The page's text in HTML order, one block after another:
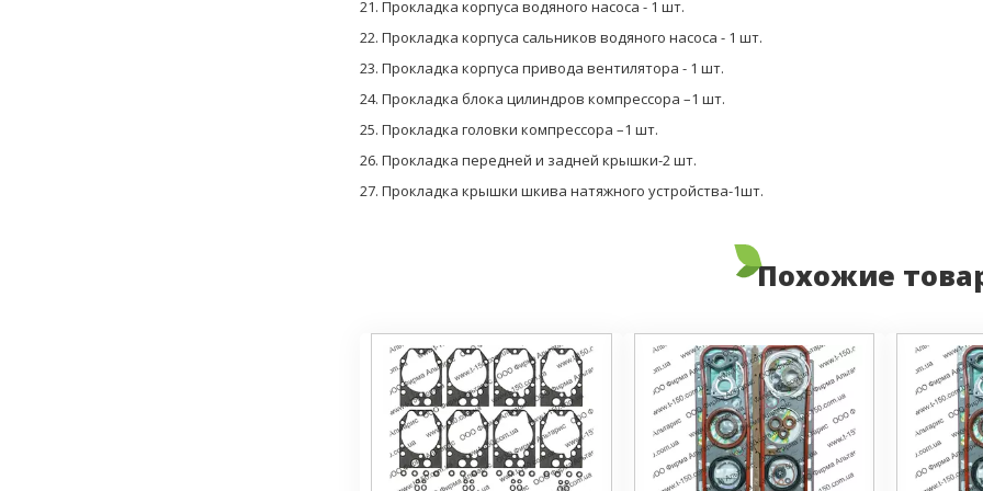
21. Прокладка корпуса водяного насоса - 1 шт.
22. Прокладка корпуса сальников водяного насоса - 1 шт.
23. Прокладка корпуса привода вентилятора - 1 шт.
24. Прокладка блока цилиндров компрессора –1 шт.
25. Прокладка головки компрессора –1 шт.
26. Прокладка передней и задней крышки-2 шт.
27. Прокладка крышки шкива натяжного устройства-1шт.
Похожие